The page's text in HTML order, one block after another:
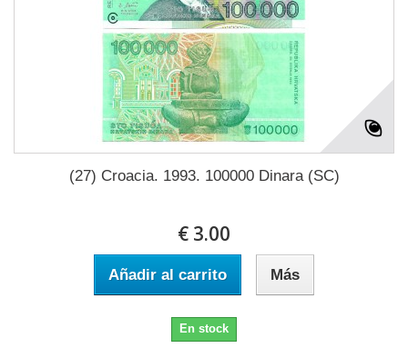
(27) Croacia. 1993. 100000 Dinara (SC)
€ 3.00
Añadir al carrito Más
En stock